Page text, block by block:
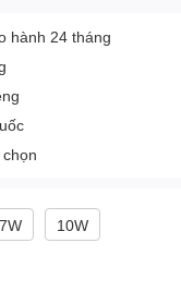
hành 24 tháng
7W 10W